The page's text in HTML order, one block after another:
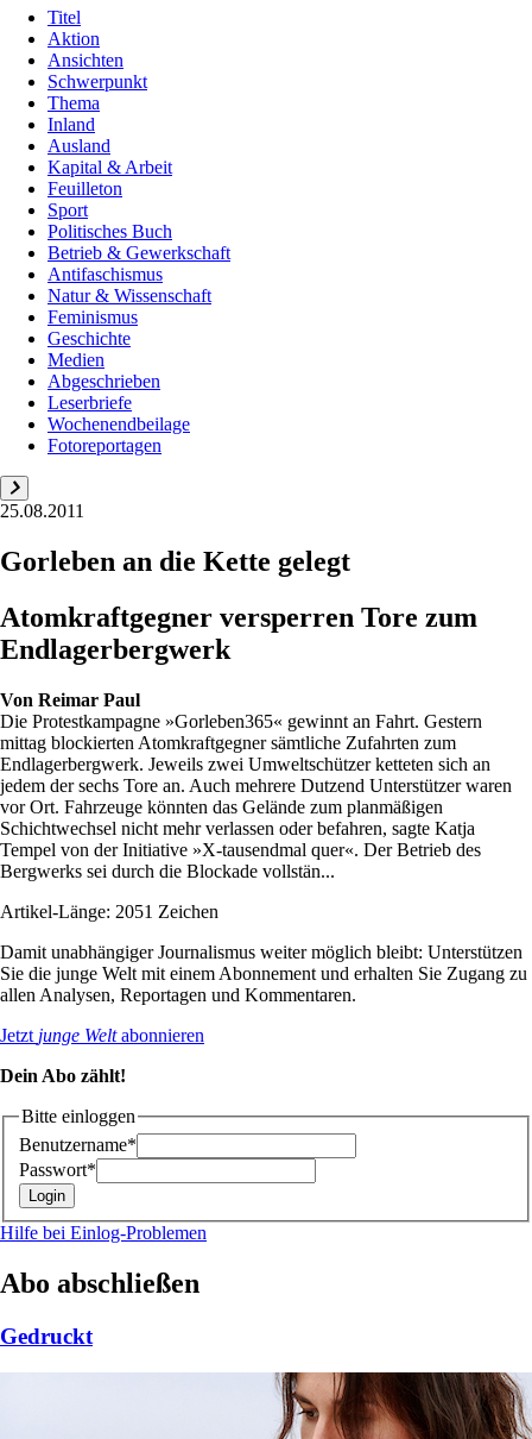
Titel
Aktion
Ansichten
Schwerpunkt
Thema
Inland
Ausland
Kapital & Arbeit
Feuilleton
Sport
Politisches Buch
Betrieb & Gewerkschaft
Antifaschismus
Natur & Wissenschaft
Feminismus
Geschichte
Medien
Abgeschrieben
Leserbriefe
Wochenendbeilage
Fotoreportagen
25.08.2011
Gorleben an die Kette gelegt
Atomkraftgegner versperren Tore zum
Endlagerbergwerk
Von Reimar Paul
Die Protestkampagne »Gorleben365« gewinnt an Fahrt. Gestern
mittag blockierten Atomkraftgegner sämtliche Zufahrten zum
Endlagerbergwerk. Jeweils zwei Umweltschützer ketteten sich an
jedem der sechs Tore an. Auch mehrere Dutzend Unterstützer waren
vor Ort. Fahrzeuge könnten das Gelände zum planmäßigen
Schichtwechsel nicht mehr verlassen oder befahren, sagte Katja
Tempel von der Initiative »X-tausendmal quer«. Der Betrieb des
Bergwerks sei durch die Blockade vollstän...
Artikel-Länge: 2051 Zeichen
Damit unabhängiger Journalismus weiter möglich bleibt: Unterstützen
Sie die junge Welt mit einem Abonnement und erhalten Sie Zugang zu
allen Analysen, Reportagen und Kommentaren.
Jetzt junge Weltabonnieren
Dein Abo zählt!
Bitte einloggen
Benutzername*
Passwort*
Hilfe bei Einlog-Problemen
Abo abschließen
Gedruckt